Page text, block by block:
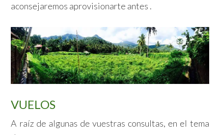
aconsejaremos aprovisionarte antes .
VUELOS
A raíz de algunas de vuestras consultas, en el tema